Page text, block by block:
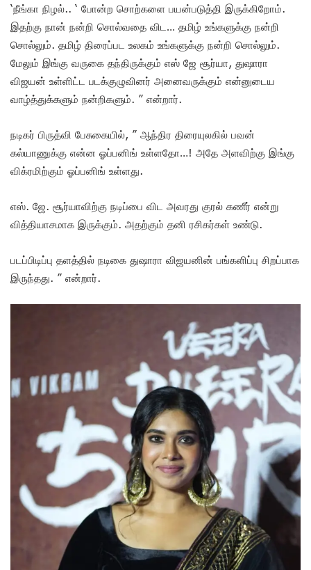
‘நீங்கா நிழல்.. ‘ போன்ற சொற்களை பயன்படுத்தி இருக்கிறோம்.
இதற்கு நான் நன்றி சொல்வதை விட… தமிழ் உங்களுக்கு நன்றி
சொல்லும். தமிழ் திரைப்பட உலகம் உங்களுக்கு நன்றி சொல்லும்.
மேலும் இங்கு வருகை தந்திருக்கும் எஸ் ஜே சூர்யா, துஷாரா
விஜயன் உள்ளிட்ட படக்குழுவினர் அனைவருக்கும் என்னுடைய
வாழ்த்துக்களும் நன்றிகளும். ” என்றார்.
நடிகர் பிருத்வி பேசுகையில், ” ஆந்திர திரையுலகில் பவன்
கல்யாணுக்கு என்ன ஓப்பனிங் உள்ளதோ…! அதே அளவிற்கு இங்கு
விக்ரமிற்கும் ஓப்பனிங் உள்ளது.
எஸ். ஜே. சூர்யாவிற்கு நடிப்பை விட அவரது குரல் கணீர் என்று
வித்தியாசமாக இருக்கும். அதற்கும் தனி ரசிகர்கள் உண்டு.
படப்பிடிப்பு தளத்தில் நடிகை துஷாரா விஜயனின் பங்களிப்பு சிறப்பாக
இருந்தது. ” என்றார்.